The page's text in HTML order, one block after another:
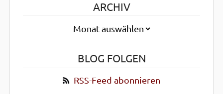
ARCHIV
BLOG FOLGEN
RSS-Feed abonnieren